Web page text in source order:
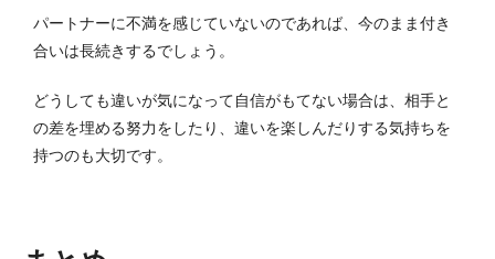
パートナーに不満を感じていないのであれば、今のまま付き
合いは長続きするでしょう。
どうしても違いが気になって自信がもてない場合は、相手と
の差を埋める努力をしたり、違いを楽しんだりする気持ちを
持つのも大切です。